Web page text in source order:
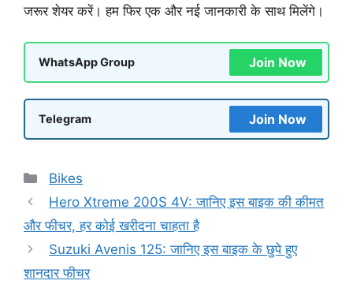
जरूर शेयर करें। हम फिर एक और नई जानकारी के साथ मिलेंगे।
WhatsApp Group Join Now
Telegram Join Now
Categories
Bikes
Hero Xtreme 200S 4V: जानिए इस बाइक की कीमत
और फीचर, हर कोई खरीदना चाहता है
Suzuki Avenis 125: जानिए इस बाइक के छुपे हुए
शानदार फीचर